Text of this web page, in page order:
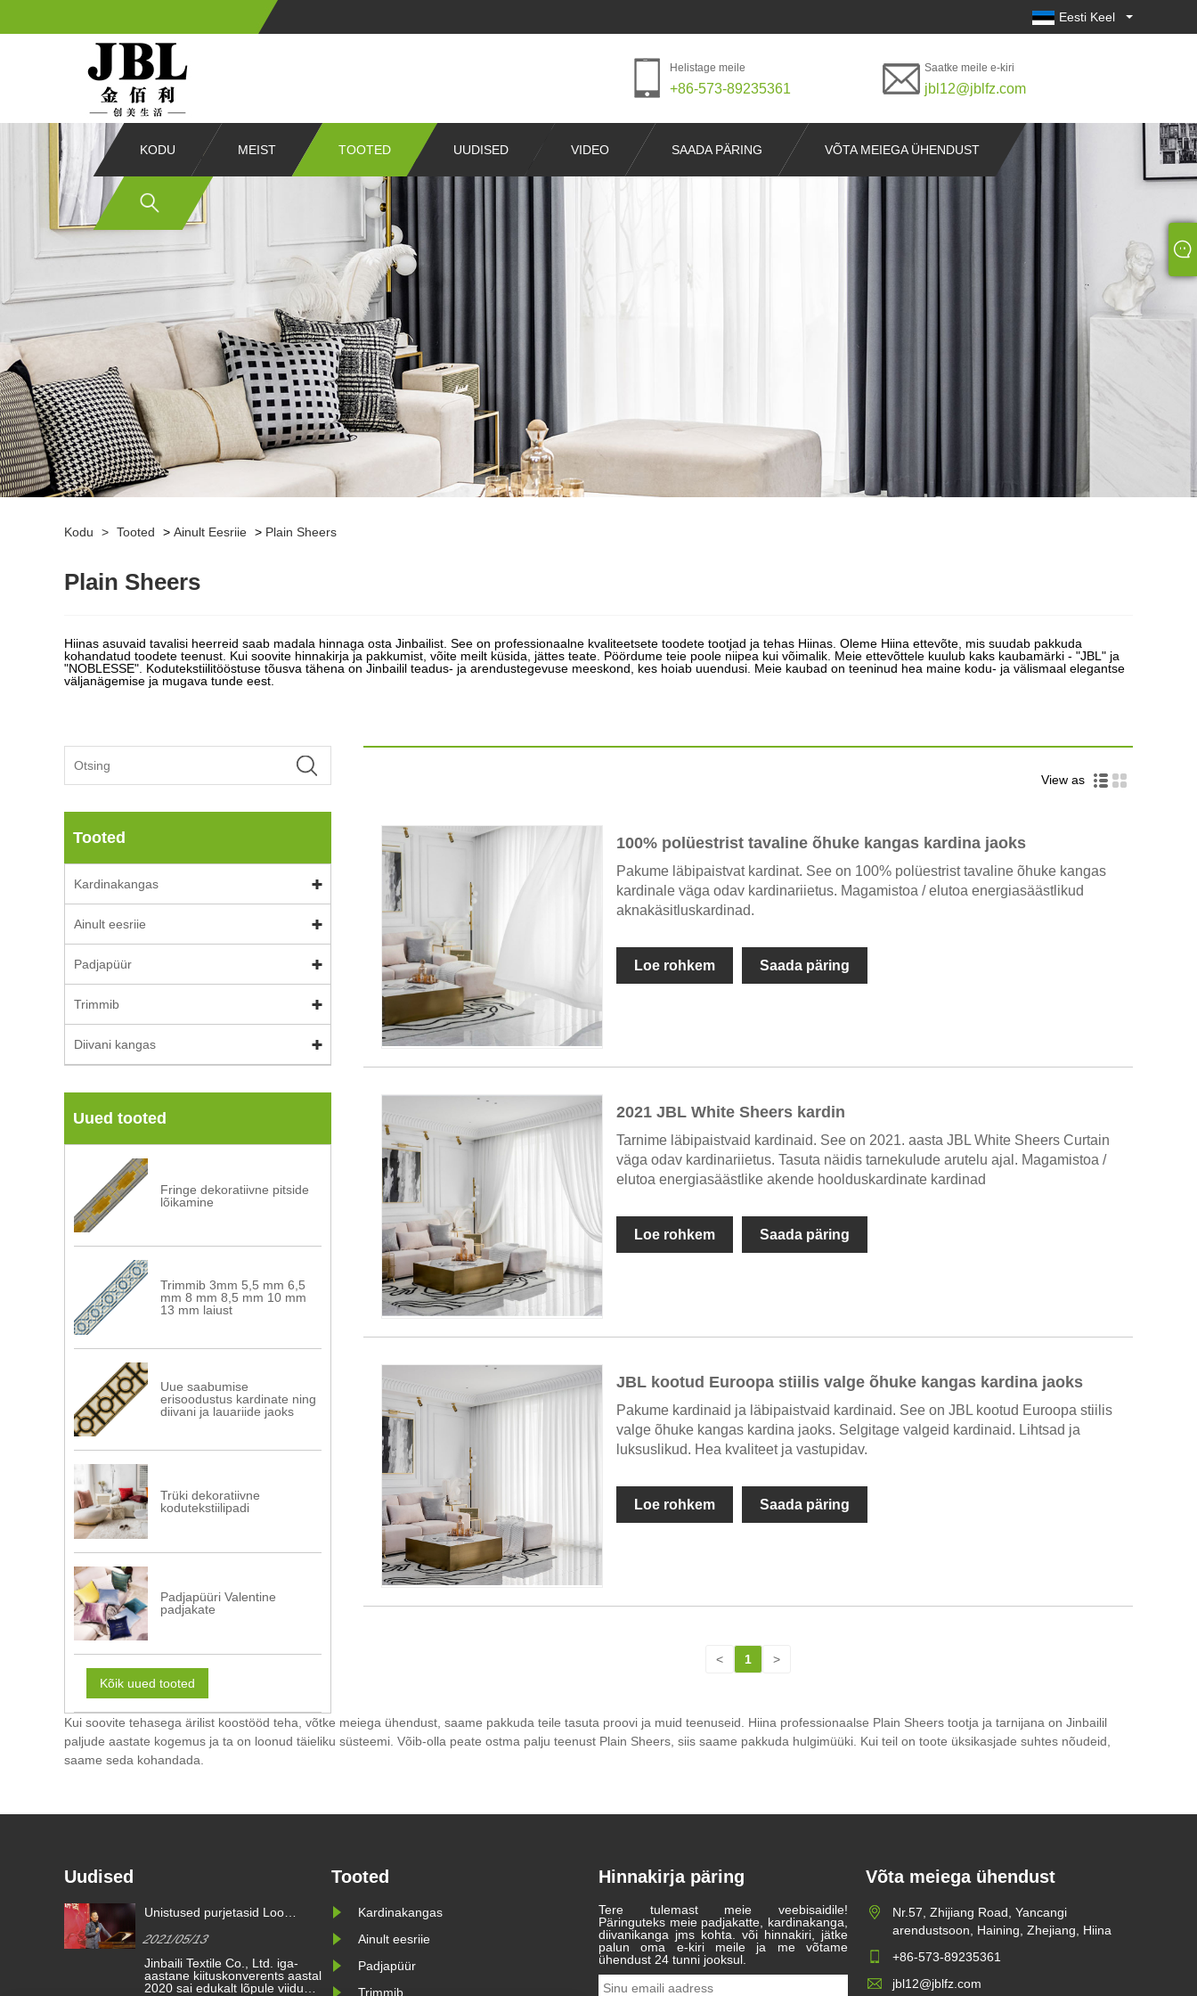
Eesti Keel
Helistage meile
+86-573-89235361
Saatke meile e-kiri
jbl12@jblfz.com
KODU MEIST TOOTED UUDISED VIDEO SAADA PÄRING VÕTA MEIEGA ÜHENDUST
Kodu > Tooted > Ainult Eesriie > Plain Sheers
Plain Sheers
Hiinas asuvaid tavalisi heerreid saab madala hinnaga osta Jinbailist. See on professionaalne kvaliteetsete toodete tootjad ja tehas Hiinas. Oleme Hiina ettevõte, mis suudab pakkuda
kohandatud toodete teenust. Kui soovite hinnakirja ja pakkumist, võite meilt küsida, jättes teate. Pöördume teie poole niipea kui võimalik. Meie ettevõttele kuulub kaks kaubamärki - "JBL" ja
"NOBLESSE". Kodutekstiilitööstuse tõusva tähena on Jinbailil teadus- ja arendustegevuse meeskond, kes hoiab uuendusi. Meie kaubad on teeninud hea maine kodu- ja välismaal elegantse
väljanägemise ja mugava tunde eest.
Tooted
Kardinakangas
Ainult eesriie
Padjapüür
Trimmib
Diivani kangas
Uued tooted
Fringe dekoratiivne pitside
lõikamine
Trimmib 3mm 5,5 mm 6,5
mm 8 mm 8,5 mm 10 mm
13 mm laiust
Uue saabumise
erisoodustus kardinate ning
diivani ja lauariide jaoks
Trüki dekoratiivne
kodutekstiilipadi
Padjapüüri Valentine
padjakate
Kõik uued tooted
View as
100% polüestrist tavaline õhuke kangas kardina jaoks
Pakume läbipaistvat kardinat. See on 100% polüestrist tavaline õhuke kangas
kardinale väga odav kardinariietus. Magamistoa / elutoa energiasäästlikud
aknakäsitluskardinad.
Loe rohkem Saada päring
2021 JBL White Sheers kardin
Tarnime läbipaistvaid kardinaid. See on 2021. aasta JBL White Sheers Curtain
väga odav kardinariietus. Tasuta näidis tarnekulude arutelu ajal. Magamistoa /
elutoa energiasäästlike akende hoolduskardinate kardinad
Loe rohkem Saada päring
JBL kootud Euroopa stiilis valge õhuke kangas kardina jaoks
Pakume kardinaid ja läbipaistvaid kardinaid. See on JBL kootud Euroopa stiilis
valge õhuke kangas kardina jaoks. Selgitage valgeid kardinaid. Lihtsad ja
luksuslikud. Hea kvaliteet ja vastupidav.
Loe rohkem Saada päring
< 1 >
Kui soovite tehasega ärilist koostööd teha, võtke meiega ühendust, saame pakkuda teile tasuta proovi ja muid teenuseid. Hiina professionaalse Plain Sheers tootja ja tarnijana on Jinbailil
paljude aastate kogemus ja ta on loonud täieliku süsteemi. Võib-olla peate ostma palju teenust Plain Sheers, siis saame pakkuda hulgimüüki. Kui teil on toote üksikasjade suhtes nõudeid,
saame seda kohandada.
Uudised
Unistused purjetasid Loo
tunnustusauhinnad 2020
2021/05/13
Jinbaili Textile Co., Ltd. iga-
aastane kiituskonverents aastal
2020 sai edukalt lõpule viidud.
Kas interjööritekstiilide tulevikku
kardinakangas?
2026/06/01
Interjööritekstiilide maastik on
Unistused purjetasid Loo
parem tulevik | kimberly-clarki
tunnustusauhinnad 2020
2021/05/13
Jinbaili Textile Co., Ltd. iga-
aastane kiituskonverents aastal
2020 sai edukalt lõpule viidud.
Tooted
Kardinakangas
Ainult eesriie
Padjapüür
Trimmib
Hinnakirja päring
Tere tulemast meie veebisaidile!
Päringuteks meie padjakatte, kardinakanga,
diivanikanga jms kohta. või hinnakiri, jätke
palun oma e-kiri meile ja me võtame
ühendust 24 tunni jooksul.
Võta meiega ühendust
Nr.57, Zhijiang Road, Yancangi
arendustsoon, Haining, Zhejiang, Hiina
+86-573-89235361
jbl12@jblfz.com